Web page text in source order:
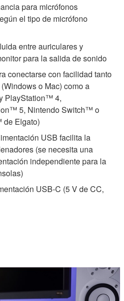
para micrófonos
el tipo de micrófono
entre auriculares y
para la salida de sonido
conectarse con facilidad tanto
o Mac) como a
PlayStation™ 4,
5, Nintendo Switch™ o
Elgato)
USB facilita la
(se necesita una
independiente para la
USB-C (5 V de CC,